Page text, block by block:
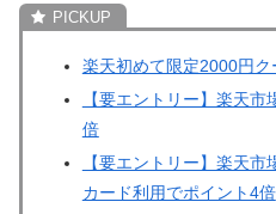
楽天初めて限定2000円ク
【要エントリー】楽天
倍
【要エントリー】楽天
カード利用でポイント4倍